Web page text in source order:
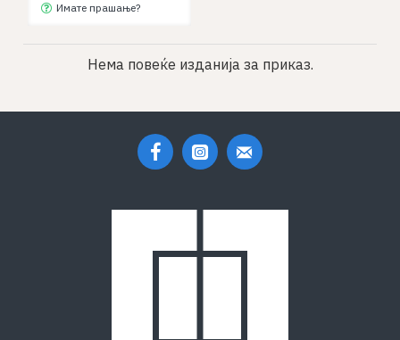
Имате прашање?
Нема повеќе изданија за приказ.